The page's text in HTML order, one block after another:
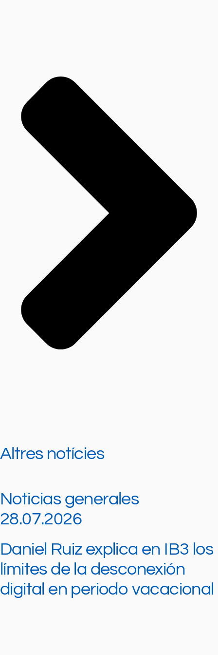
Altres notícies
Noticias generales
28.07.2026
Daniel Ruiz explica en IB3 los
límites de la desconexión
digital en periodo vacacional